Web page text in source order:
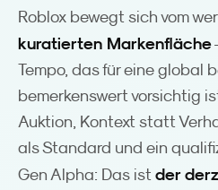
Roblox bewegt sich vom
kuratierten Markenfläche
Tempo, das für eine global
bemerkenswert vorsichtig
Auktion, Kontext statt
als Standard und ein
Gen Alpha: Das ist der